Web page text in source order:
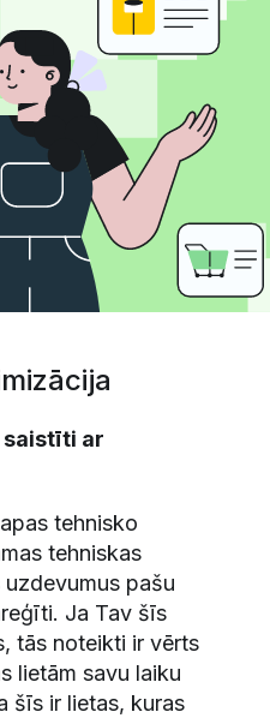
saistīti ar
tehnisko
tehniskas
pašu
Ja Tav šīs
tās noteikti ir vērts
lietām savu laiku
šīs ir lietas, kuras